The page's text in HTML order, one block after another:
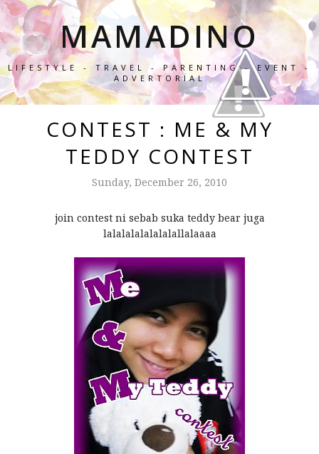
MAMADINO
LIFESTYLE - TRAVEL - PARENTING - EVENT -
ADVERTORIAL
CONTEST : ME & MY
TEDDY CONTEST
Sunday, December 26, 2010
join contest ni sebab suka teddy bear juga
lalalalalalalalallalaaaa